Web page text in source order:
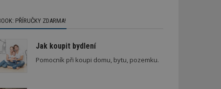
PŘÍRUČKY ZDARMA!
Jak koupit bydlení
Pomocník při koupi domu, bytu, pozemku.